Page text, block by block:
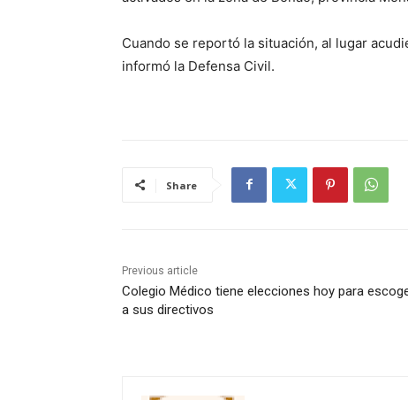
Cuando se reportó la situación, al lugar
informó la Defensa Civil.
Share
Previous article
Colegio Médico tiene elecciones hoy para
a sus directivos